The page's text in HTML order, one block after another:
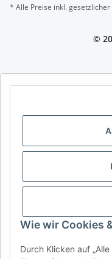
Wie wir Cookies
Durch Klicken auf
* Alle Preise inkl. gesetzlicher
©
AFATEK
AT
FR IT
SE FI